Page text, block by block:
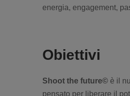
energia, engagement,
Obiettivi
Shoot the future© è il
pensato per liberare il